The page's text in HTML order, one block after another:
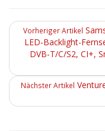
Vorheriger Artikel
LED-Backlight-
DVB-T/C/S2, CI+,
Nächster Artikel